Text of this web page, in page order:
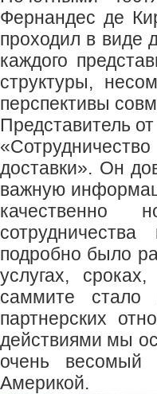
Фернандес де
проходил в виде
каждого
структуры,
перспективы
Представитель
доставки». Он
важную
качественно
подробно было
услугах,
саммите стало
партнерских
действиями мы
очень весомый
Америкой.